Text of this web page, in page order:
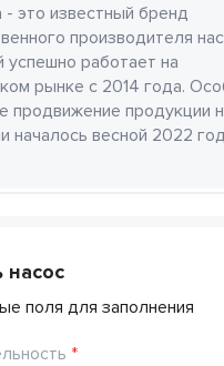
- это известный бренд
производителя
успешно работает на
рынке с 2014 года.
продвижение продукции
началось весной 2022
насос
поля для заполнения